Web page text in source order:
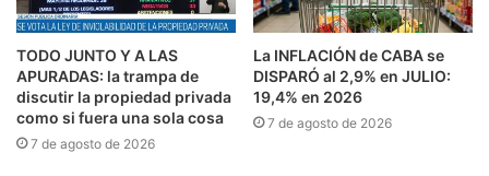
TODO JUNTO Y A LAS
APURADAS: la trampa de
discutir la propiedad privada
como si fuera una sola cosa
7 de agosto de 2026
La INFLACIÓN de CABA se
DISPARÓ al 2,9% en JULIO:
19,4% en 2026
7 de agosto de 2026